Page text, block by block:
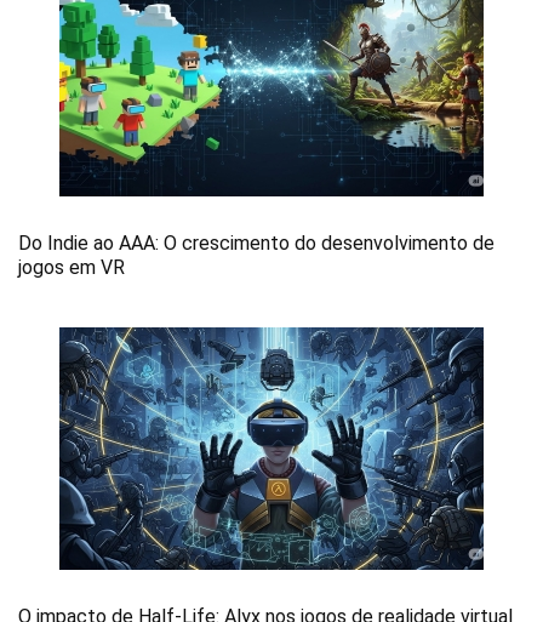
Do Indie ao AAA: O crescimento do desenvolvimento de
jogos em VR
O impacto de Half-Life: Alyx nos jogos de realidade virtual